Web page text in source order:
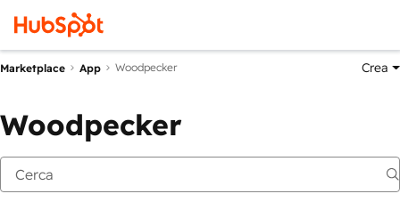
Marketplace App Woodpecker Crea
Woodpecker